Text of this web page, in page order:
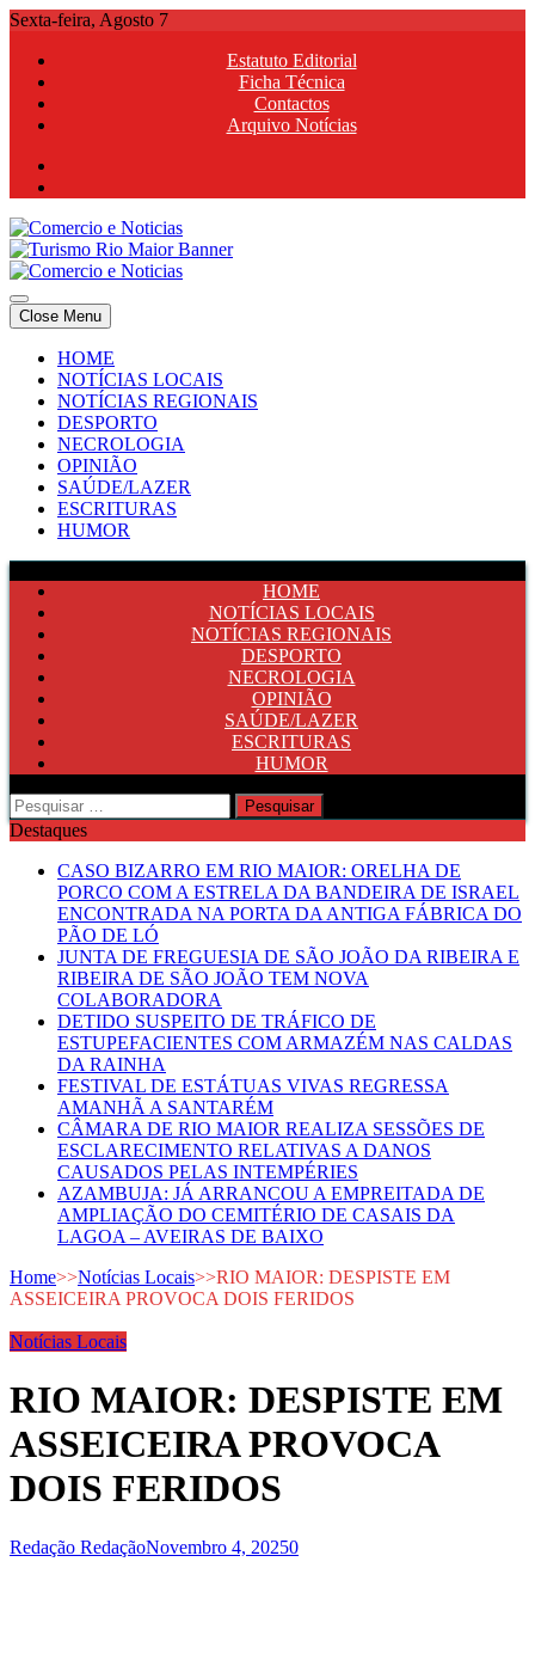
Skip
content
Sexta-feira, Agosto 7
Estatuto Editorial
Ficha Técnica
Contactos
Arquivo Notícias
Comercio e Noticias
Notícias e Publicidade Online
Comercio e Noticias
Notícias e Publicidade Online
Close Menu
HOME
NOTÍCIAS LOCAIS
NOTÍCIAS REGIONAIS
DESPORTO
NECROLOGIA
OPINIÃO
SAÚDE/LAZER
ESCRITURAS
HUMOR
HOME
NOTÍCIAS LOCAIS
NOTÍCIAS REGIONAIS
DESPORTO
NECROLOGIA
OPINIÃO
SAÚDE/LAZER
ESCRITURAS
HUMOR
Pesquisar
por:
Destaques
CASO BIZARRO EM RIO MAIOR: ORELHA DE
PORCO COM A ESTRELA DA BANDEIRA DE ISRAEL
ENCONTRADA NA PORTA DA ANTIGA FÁBRICA DO
PÃO DE LÓ
JUNTA DE FREGUESIA DE SÃO JOÃO DA RIBEIRA E
RIBEIRA DE SÃO JOÃO TEM NOVA
COLABORADORA
DETIDO SUSPEITO DE TRÁFICO DE
ESTUPEFACIENTES COM ARMAZÉM NAS CALDAS
DA RAINHA
FESTIVAL DE ESTÁTUAS VIVAS REGRESSA
AMANHÃ A SANTARÉM
CÂMARA DE RIO MAIOR REALIZA SESSÕES DE
ESCLARECIMENTO RELATIVAS A DANOS
CAUSADOS PELAS INTEMPÉRIES
AZAMBUJA: JÁ ARRANCOU A EMPREITADA DE
AMPLIAÇÃO DO CEMITÉRIO DE CASAIS DA
LAGOA – AVEIRAS DE BAIXO
Home>>Notícias Locais>>RIO MAIOR: DESPISTE EM
ASSEICEIRA PROVOCA DOIS FERIDOS
Notícias Locais
RIO MAIOR: DESPISTE EM
ASSEICEIRA PROVOCA
DOIS FERIDOS
Redação RedaçãoNovembro 4, 20250